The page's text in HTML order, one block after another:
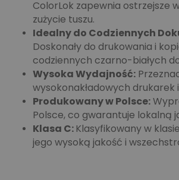
ColorLok zapewnia ostrzejsze
zużycie tuszu.
Idealny do Codziennych
Doskonały do drukowania i
codziennych czarno-białych
Wysoka Wydajność:
wysokonakładowych drukarek
Produkowany w Polsce:
Polsce, co gwarantuje lokalną
Klasa C:Klasyfikowany w
jego wysoką jakość i